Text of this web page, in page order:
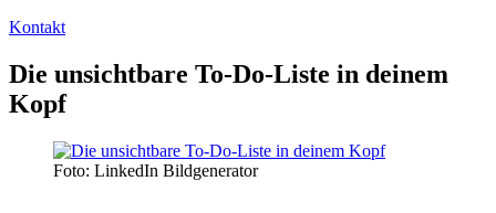
Kontakt
Die unsichtbare To-Do-Liste in deinem
Kopf
Foto: LinkedIn Bildgenerator